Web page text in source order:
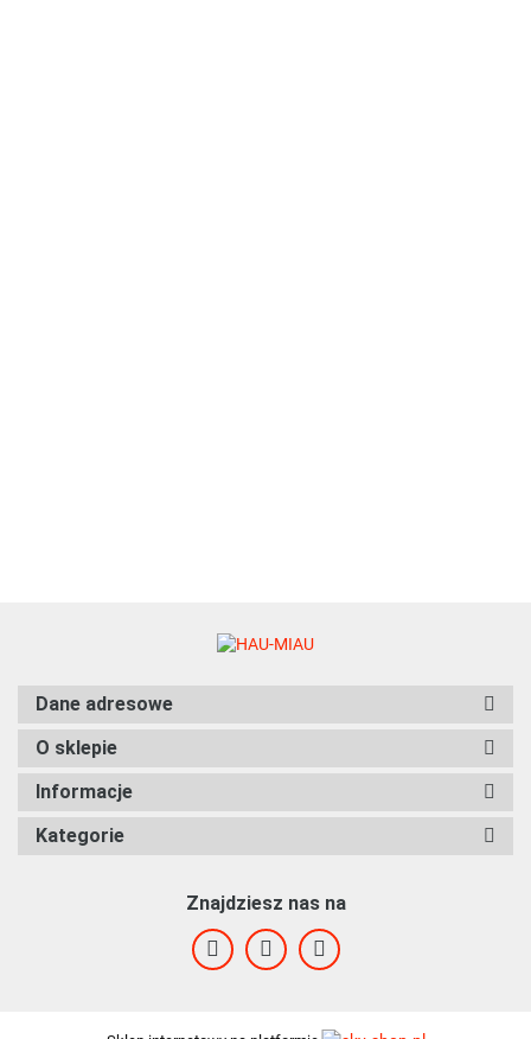
Dane adresowe
O sklepie
Informacje
Kategorie
Znajdziesz nas na